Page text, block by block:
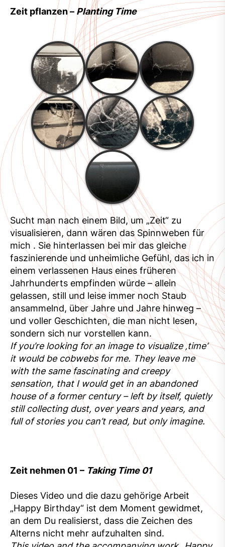
Zeit pflanzen – Planting Time
Sucht man nach einem Bild, um „Zeit“ zu
visualisieren, dann wären das Spinnweben für
mich . Sie hinterlassen bei mir das gleiche
faszinierende und unheimliche Gefühl, das ich in
einem verlassenen Haus eines früheren
Jahrhunderts empfinden würde – allein
gelassen, still und leise immer noch Staub
ansammelnd, über Jahre und Jahre hinweg –
und voller Geschichten, die man nicht lesen,
sondern sich nur vorstellen kann.
If you’re looking for an image to visualize ‚time‘
it would be cobwebs for me. They leave me
with the same fascinating and creepy
sensation, that I would get in an abandoned
house of a former century – left by itself, quietly
still collecting dust, over years and years, and
full of stories you can’t read, but only imagine.
Zeit nehmen 01 – Taking Time 01
Dieses Video und die dazu gehörige Arbeit
„Happy Birthday“ ist dem Moment gewidmet,
an dem Du realisierst, dass die Zeichen des
Alterns nicht mehr aufzuhalten sind.